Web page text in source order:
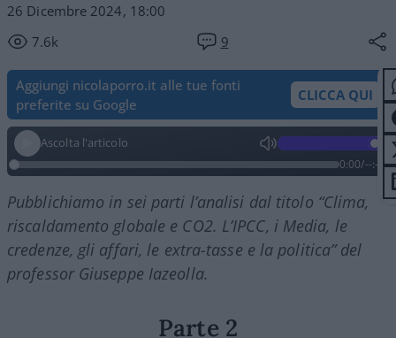
26 Dicembre 2024, 18:00
7.6k
9
Aggiungi nicolaporro.it alle tue fonti
preferite su Google
CLICCA QUI
Ascolta l'articolo
0:00/--:--
Pubblichiamo in sei parti l’analisi dal titolo “Clima,
riscaldamento globale e CO2. L’IPCC, i Media, le
credenze, gli affari, le extra-tasse e la politica” del
professor Giuseppe Iazeolla.
Parte 2